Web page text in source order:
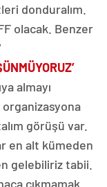
donduralım.
olacak. Benzer
almayı
görüşü var.
en alt kümeden
gelebiliriz tabii.
çıkmamak.